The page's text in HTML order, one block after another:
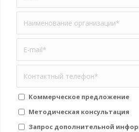
Коммерческое предложение
Методическая консультация
Запрос дополнительной